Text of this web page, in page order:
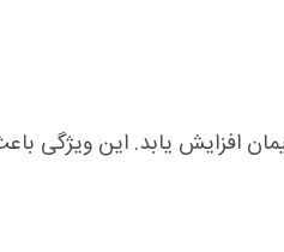
افزایش یابد. این